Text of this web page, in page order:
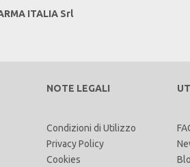
ITALIA Srl
NOTE LEGALI
Condizioni di Utilizzo
Privacy Policy
Cookies